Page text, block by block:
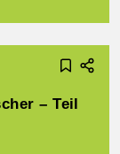
– Teil